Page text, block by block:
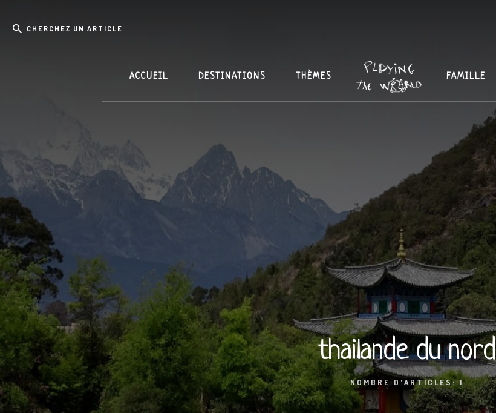
content
Cherchez
thailande du nord
NOMBRE D'ARTICLES: 1
ACCUEIL DESTINATIONS THÈMES FAMILLE